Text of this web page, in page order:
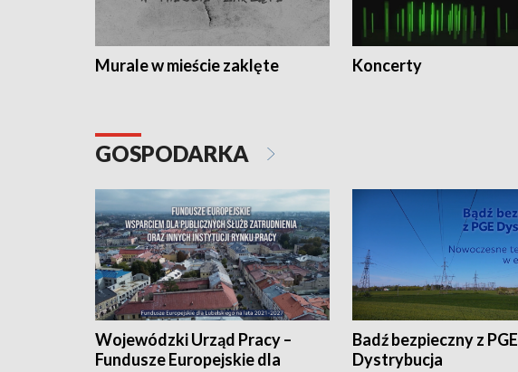
Murale w mieście zaklęte Koncerty
GOSPODARKA
Wojewódzki Urząd Pracy –
Fundusze Europejskie dla
Badź bezpieczny z PGE
Dystrybucja